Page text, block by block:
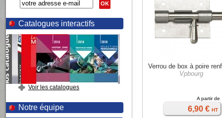
OK
Catalogues interactifs
Voir les catalogues
Notre équipe
Verrou de box à poire
Vpbourg
A partir de
6,90 € HT